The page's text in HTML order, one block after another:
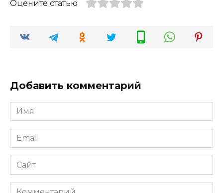
Оцените статью
Добавить комментарий
Имя
*
Email
*
Сайт
Комментарий